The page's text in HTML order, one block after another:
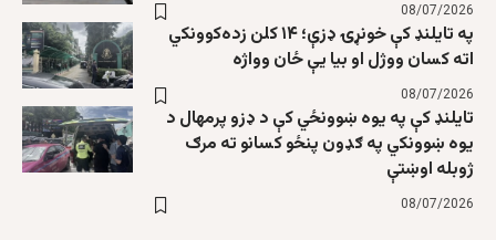
08/07/2026
په تایلنډ کې خونړۍ ډزې؛ ۱۴ کلن زده‌کوونکي
اته کسان ووژل او بیا یې ځان وواژه
08/07/2026
تایلنډ کې په یوه ښوونځي کې د ډزو پرمهال د
یوه ښوونکي په ګډون پنځو کسانو ته مرګ
ژوبله اوښتې
08/07/2026